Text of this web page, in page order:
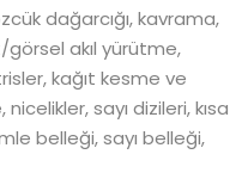
dağarcığı, kavrama,
görsel akıl yürütme,
kağıt kesme ve
sayı dizileri, kısa
belleği, sayı belleği,